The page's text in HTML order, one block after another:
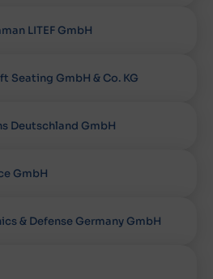
LITEF GmbH
Seating GmbH & Co. KG
Deutschland GmbH
GmbH
& Defense Germany GmbH